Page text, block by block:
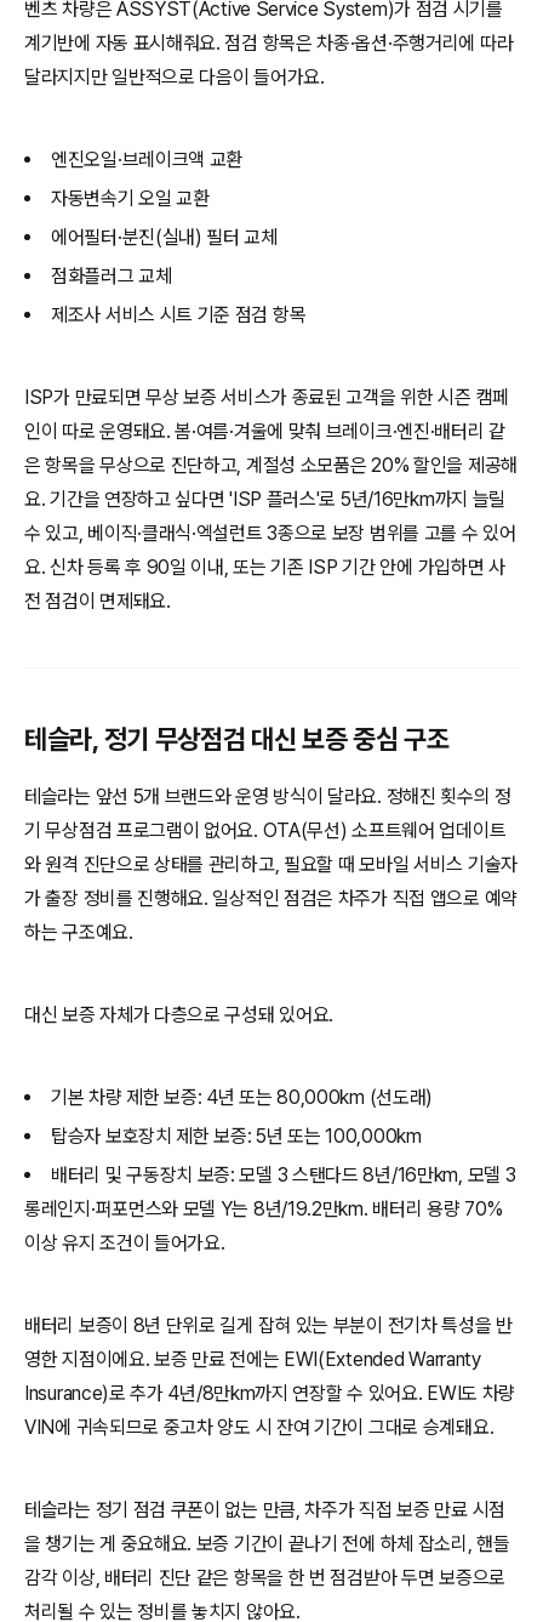
벤츠 차량은 ASSYST(Active Service System)가 점검 시기를
계기반에 자동 표시해줘요. 점검 항목은 차종·옵션·주행거리에 따라
달라지지만 일반적으로 다음이 들어가요.
엔진오일·브레이크액 교환
자동변속기 오일 교환
에어필터·분진(실내) 필터 교체
점화플러그 교체
제조사 서비스 시트 기준 점검 항목
ISP가 만료되면 무상 보증 서비스가 종료된 고객을 위한 시즌 캠페
인이 따로 운영돼요. 봄·여름·겨울에 맞춰 브레이크·엔진·배터리 같
은 항목을 무상으로 진단하고, 계절성 소모품은 20% 할인을 제공해
요. 기간을 연장하고 싶다면 'ISP 플러스'로 5년/16만km까지 늘릴
수 있고, 베이직·클래식·엑설런트 3종으로 보장 범위를 고를 수 있어
요. 신차 등록 후 90일 이내, 또는 기존 ISP 기간 안에 가입하면 사
전 점검이 면제돼요.
테슬라, 정기 무상점검 대신 보증 중심 구조
테슬라는 앞선 5개 브랜드와 운영 방식이 달라요. 정해진 횟수의 정
기 무상점검 프로그램이 없어요. OTA(무선) 소프트웨어 업데이트
와 원격 진단으로 상태를 관리하고, 필요할 때 모바일 서비스 기술자
가 출장 정비를 진행해요. 일상적인 점검은 차주가 직접 앱으로 예약
하는 구조예요.
대신 보증 자체가 다층으로 구성돼 있어요.
기본 차량 제한 보증: 4년 또는 80,000km (선도래)
탑승자 보호장치 제한 보증: 5년 또는 100,000km
배터리 및 구동장치 보증: 모델 3 스탠다드 8년/16만km, 모델 3
롱레인지·퍼포먼스와 모델 Y는 8년/19.2만km. 배터리 용량 70%
이상 유지 조건이 들어가요.
배터리 보증이 8년 단위로 길게 잡혀 있는 부분이 전기차 특성을 반
영한 지점이에요. 보증 만료 전에는 EWI(Extended Warranty
Insurance)로 추가 4년/8만km까지 연장할 수 있어요. EWI도 차량
VIN에 귀속되므로 중고차 양도 시 잔여 기간이 그대로 승계돼요.
테슬라는 정기 점검 쿠폰이 없는 만큼, 차주가 직접 보증 만료 시점
을 챙기는 게 중요해요. 보증 기간이 끝나기 전에 하체 잡소리, 핸들
감각 이상, 배터리 진단 같은 항목을 한 번 점검받아 두면 보증으로
처리될 수 있는 정비를 놓치지 않아요.